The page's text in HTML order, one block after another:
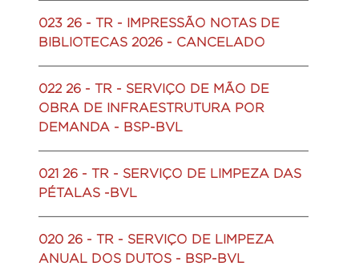
023 26 - TR - IMPRESSÃO NOTAS DE
BIBLIOTECAS 2026 - CANCELADO
022 26 - TR - SERVIÇO DE MÃO DE
OBRA DE INFRAESTRUTURA POR
DEMANDA - BSP-BVL
021 26 - TR - SERVIÇO DE LIMPEZA DAS
PÉTALAS -BVL
020 26 - TR - SERVIÇO DE LIMPEZA
ANUAL DOS DUTOS - BSP-BVL